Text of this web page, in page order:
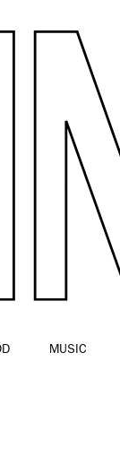
MUSIC